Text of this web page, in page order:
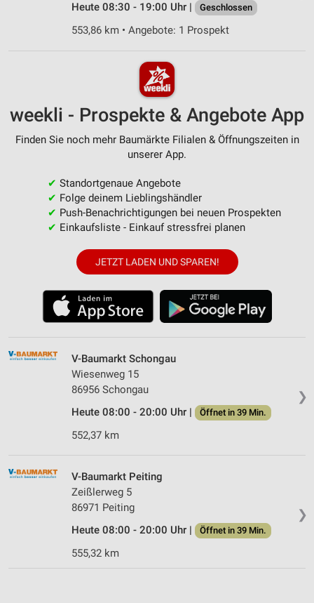
Heute 08:30 - 19:00 Uhr |
Geschlossen
553,86 km • Angebote: 1 Prospekt
weekli - Prospekte & Angebote App
Finden Sie noch mehr Baumärkte Filialen & Öffnungszeiten in
unserer App.
✔ Standortgenaue Angebote
✔ Folge deinem Lieblingshändler
✔ Push-Benachrichtigungen bei neuen Prospekten
✔ Einkaufsliste - Einkauf stressfrei planen
JETZT LADEN UND SPAREN!
❯
V-Baumarkt Schongau
Wiesenweg 15
86956 Schongau
Heute 08:00 - 20:00 Uhr |
Öffnet in 39 Min.
552,37 km
❯
V-Baumarkt Peiting
Zeißlerweg 5
86971 Peiting
Heute 08:00 - 20:00 Uhr |
Öffnet in 39 Min.
555,32 km